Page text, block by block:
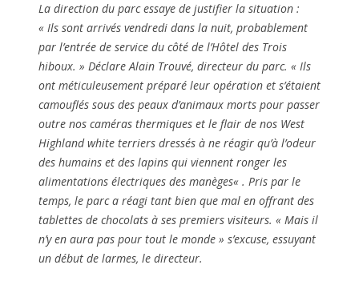
La direction du parc essaye de justifier la situation :
« Ils sont arrivés vendredi dans la nuit, probablement
par l’entrée de service du côté de l’Hôtel des Trois
hiboux. » Déclare Alain Trouvé, directeur du parc. « Ils
ont méticuleusement préparé leur opération et s’étaient
camouflés sous des peaux d’animaux morts pour passer
outre nos caméras thermiques et le flair de nos West
Highland white terriers dressés à ne réagir qu’à l’odeur
des humains et des lapins qui viennent ronger les
alimentations électriques des manèges« . Pris par le
temps, le parc a réagi tant bien que mal en offrant des
tablettes de chocolats à ses premiers visiteurs. « Mais il
n’y en aura pas pour tout le monde » s’excuse, essuyant
un début de larmes, le directeur.